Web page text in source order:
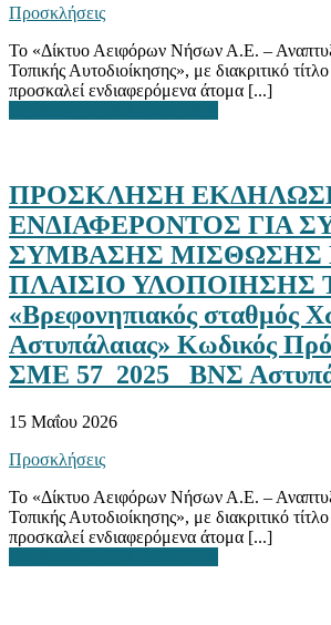
Προσκλήσεις
Το «Δίκτυο Αειφόρων Νήσων Α.Ε. –
Τοπικής Αυτοδιοίκησης», με διακριτικό
προσκαλεί ενδιαφερόμενα άτομα [...]
ΠΡΟΣΚΛΗΣΗ
ΕΝΔΙΑΦΕΡΟΝΤΟΣ ΓΙΑ
ΣΥΜΒΑΣΗΣ ΜΙΣΘΩΣΗΣ
ΠΛΑΙΣΙΟ ΥΛΟΠΟΙΗΣΗΣ
«Βρεφονηπιακός σταθμός
Αστυπάλαιας» Κωδικός
ΣΜΕ 57_2025_ ΒΝΣ
15 Μαΐου 2026
Προσκλήσεις
Το «Δίκτυο Αειφόρων Νήσων Α.Ε. –
Τοπικής Αυτοδιοίκησης», με διακριτικό
προσκαλεί ενδιαφερόμενα άτομα [...]